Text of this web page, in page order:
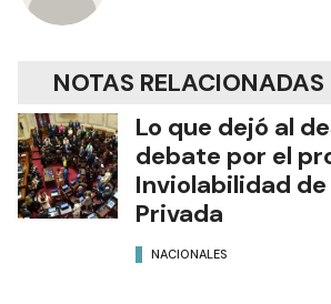
NOTAS RELACIONADAS
Lo que dejó al
debate por el
Inviolabilidad
Privada
NACIONALES